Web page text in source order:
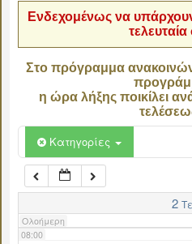
Ενδεχομένως να
τελευταία
Στο πρόγραμμα
η ώρα λήξης ποικίλει
Κατηγορίες
2 Τε
Ολοήμερη
06:00
07:00
08:00